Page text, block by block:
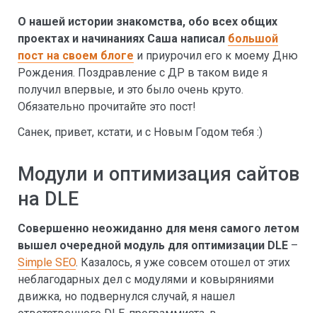
О нашей истории знакомства, обо всех общих
проектах и начинаниях Саша написал большой
пост на своем блоге и приурочил его к моему Дню
Рождения. Поздравление с ДР в таком виде я
получил впервые, и это было очень круто.
Обязательно прочитайте это пост!
Санек, привет, кстати, и с Новым Годом тебя :)
Модули и оптимизация сайтов
на DLE
Совершенно неожиданно для меня самого летом
вышел очередной модуль для оптимизации DLE –
Simple SEO. Казалось, я уже совсем отошел от этих
неблагодарных дел с модулями и ковыряниями
движка, но подвернулся случай, я нашел